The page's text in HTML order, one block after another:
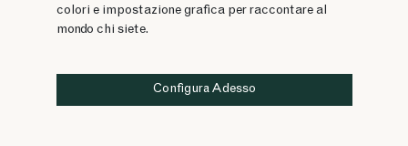
colori e impostazione grafica per raccontare al
mondo chi siete.
Configura Adesso